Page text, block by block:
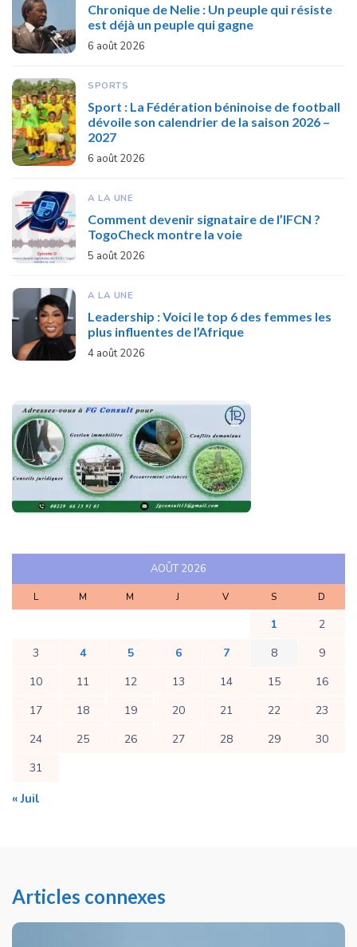
Chronique de Nelie : Un peuple qui résiste
est déjà un peuple qui gagne
6 août 2026
SPORTS
Sport : La Fédération béninoise de football
dévoile son calendrier de la saison 2026 –
2027
6 août 2026
A LA UNE
Comment devenir signataire de l’IFCN ?
TogoCheck montre la voie
5 août 2026
A LA UNE
Leadership : Voici le top 6 des femmes les
plus influentes de l’Afrique
4 août 2026
AOÛT 2026
L M M J V S D
1
2
3
4 5 6 7 8
9
10
11 12 13 14 15
16
17
18 19 20 21 22
23
24
25 26 27 28 29
30
31
« Juil
Articles connexes